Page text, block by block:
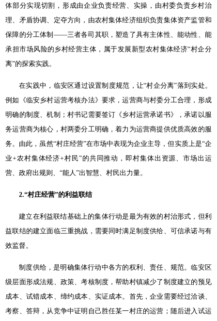
体部分实现切割，形成由企业负责经营、实操，由村委负责乡村治
理、矛盾协调、定夺方向，由农村集体经济组织负责集体资产监管和
保障的分工体制——三者各司其职，塑造了具有主体性、能动性、能
承担市场风险的乡村经营主体，属于发展新型农村集体经济“村企分
离”的探索实践。
在实践中，临安区通过设置制度规范，让“村企分离”落到实处。
例如《临安乡村运营考核办法》要求，运营商与村委分工合理，形成
明确的制度、机制；村书记需要签订《乡村运营承诺书》，承诺以服
务运营商为核心，村两委分工明确，着力为运营商提供优质高效的服
务。由此，虽然“村庄经营”在市场中表现为企业主导，但实质上是“企
业+农村集体经济+村民”的共同推动，即村集体出资源、市场出运
营、政府出规则、“能人”出智慧、村民出力量。
2.“村庄经营”的利益联结
建立在利益联结基础上的集体行动是最为有效的村治形式，但利
益联结的建立面临三重挑战，需要同时满足制度供给、可信承诺与有
效监督。
制度供给，是明确集体行动中各方的权利、责任、规范。临安区
级层面形成法规、政策、考核制度，帮助村镇减少了制度建立的预见
成本、试错成本、缔约成本、实证成本。首先，企业需要经过洽谈、
考察、答辩，从竞争中证明自己胜任某一村庄的运营；随后进入试运